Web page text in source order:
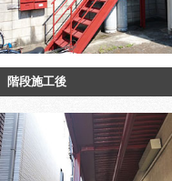
階段施工後